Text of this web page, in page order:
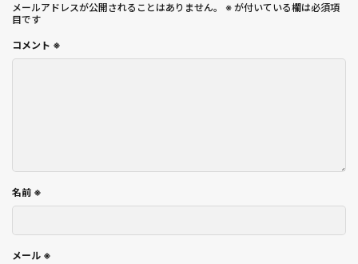
メールアドレスが公開されることはありません。 ※ が付いている欄は必須項
目です
コメント ※
名前 ※
メール ※